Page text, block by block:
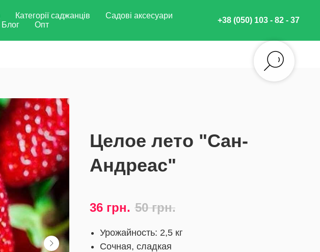
Категорії саджанців
Садові аксесуари
Блог Опт
+38 (050) 103 - 82 - 37
Целое лето "Сан-
Андреас"
36 грн. 50 грн.
Урожайность: 2,5 кг
Сочная, сладкая